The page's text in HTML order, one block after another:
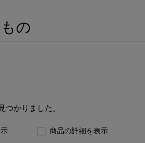
の
つかりました。
商品の詳細を表示